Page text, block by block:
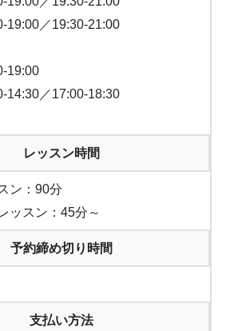
19:00／19:30-21:00
19:00
14:30／17:00-18:30
レッスン時間
ン：90分
ッスン：45分～
予約締め切り時間
支払い方法